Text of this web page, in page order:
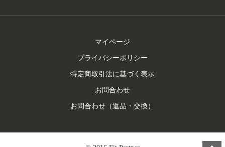
マイページ
プライバシーポリシー
特定商取引法に基づく表示
お問合わせ
お問合わせ（返品・交換）